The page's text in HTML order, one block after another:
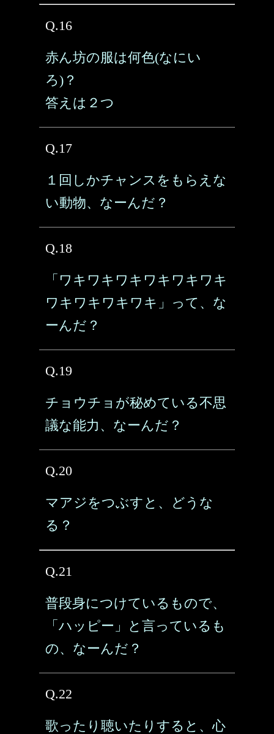
Q.16
赤ん坊の服は何色(なにい
ろ)？
答えは２つ
Q.17
１回しかチャンスをもらえな
い動物、なーんだ？
Q.18
「ワキワキワキワキワキワキ
ワキワキワキワキ」って、な
ーんだ？
Q.19
チョウチョが秘めている不思
議な能力、なーんだ？
Q.20
マアジをつぶすと、どうな
る？
Q.21
普段身につけているもので、
「ハッピー」と言っているも
の、なーんだ？
Q.22
歌ったり聴いたりすると、心